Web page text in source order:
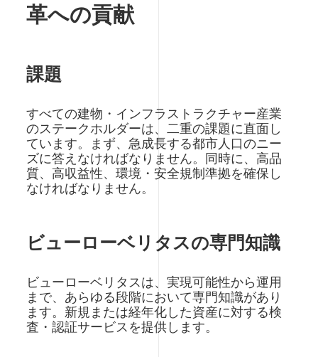
革への貢献
課題
すべての建物・インフラストラクチャー産業
のステークホルダーは、二重の課題に直面し
ています。まず、急成長する都市人口のニー
ズに答えなければなりません。同時に、高品
質、高収益性、環境・安全規制準拠を確保し
なければなりません。
ビューローベリタスの専門知識
ビューローベリタスは、実現可能性から運用
まで、あらゆる段階において専門知識があり
ます。新規または経年化した資産に対する検
査・認証サービスを提供します。